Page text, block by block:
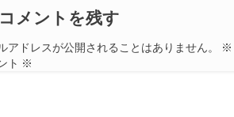
コメントを残す
アドレスが公開されることはありません。 ※
ト ※